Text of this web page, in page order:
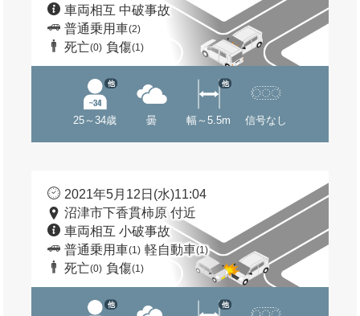
車両相互 中破事故
普通乗用車(2)
死亡(0) 負傷(1)
25～34歳
他
曇 幅～5.5m
他
信号なし
2021年5月12日(水)11:04
沼津市下香貫柿原 付近
車両相互 小破事故
普通乗用車(1) 軽自動車(1)
死亡(0) 負傷(1)
他 他